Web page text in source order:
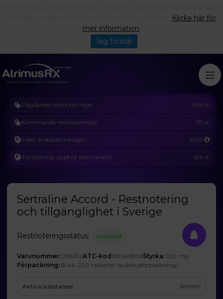
Pågående restnoteringar 994 st
Kommande restnoteringar 117 st
Mest drabbad kategori N06
Försäljning upphör permanent 614 st
Sertraline Accord - Restnotering
och tillgänglighet i Sverige
Restnoteringsstatus: Avslutad
Varunummer: 056292ATC-kod:N06AB06Styrka:100 mg
Förpackning: Burk, 250 tabletter (sjukhusförpackning)
Aktiva substanser Sertralin
Klicka här för
mer information
Jag förstår